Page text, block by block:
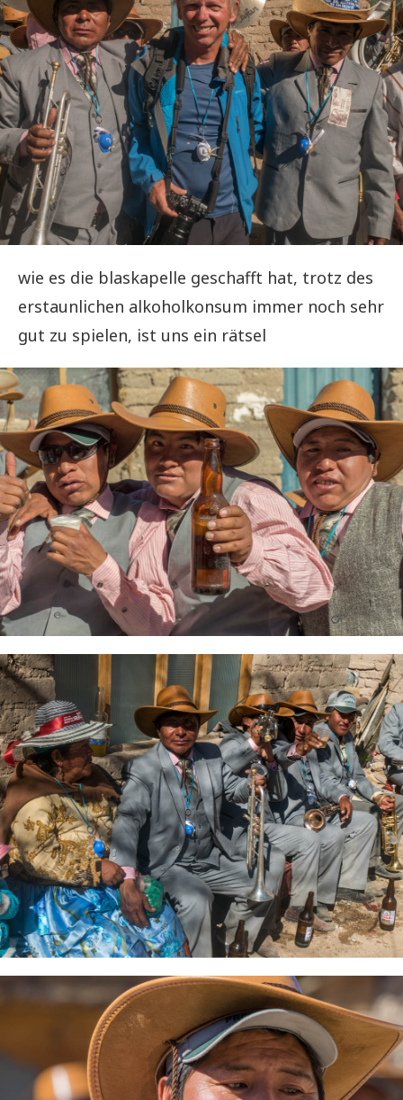
wie es die blaskapelle geschafft hat, trotz des
erstaunlichen alkoholkonsum immer noch sehr
gut zu spielen, ist uns ein rätsel